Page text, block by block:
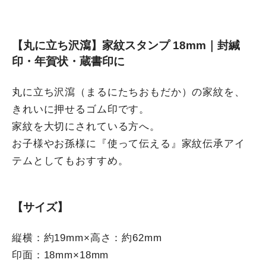
【丸に立ち沢瀉】家紋スタンプ 18mm｜封緘
印・年賀状・蔵書印に
丸に立ち沢瀉（まるにたちおもだか）の家紋を、
きれいに押せるゴム印です。
家紋を大切にされている方へ。
お子様やお孫様に『使って伝える』家紋伝承アイ
テムとしてもおすすめ。
【サイズ】
縦横：約19mm×高さ：約62mm
印面：18mm×18mm